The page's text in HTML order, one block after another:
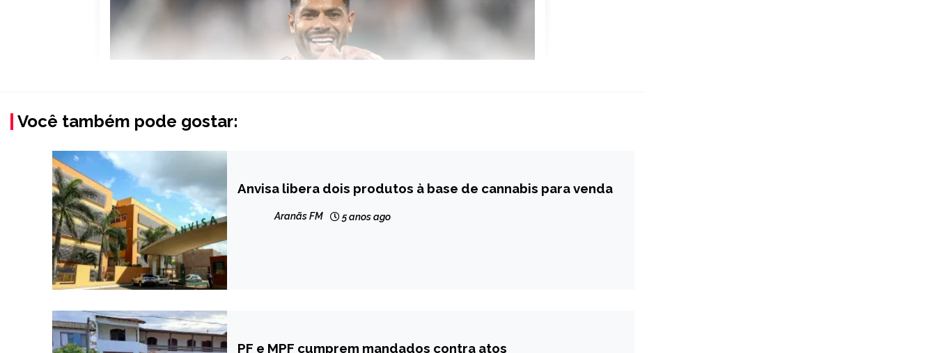
Você também pode gostar:
BRASIL
NOTÍCIAS
Anvisa libera dois produtos à base de cannabis para venda
Aranãs FM 5 anos ago
BRASIL
PF e MPF cumprem mandados contra atos